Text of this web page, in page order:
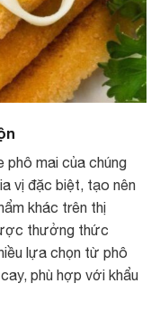
phô mai của chúng
vị đặc biệt, tạo nên
khác trên thị
thưởng thức
lựa chọn từ phô
phù hợp với khẩu